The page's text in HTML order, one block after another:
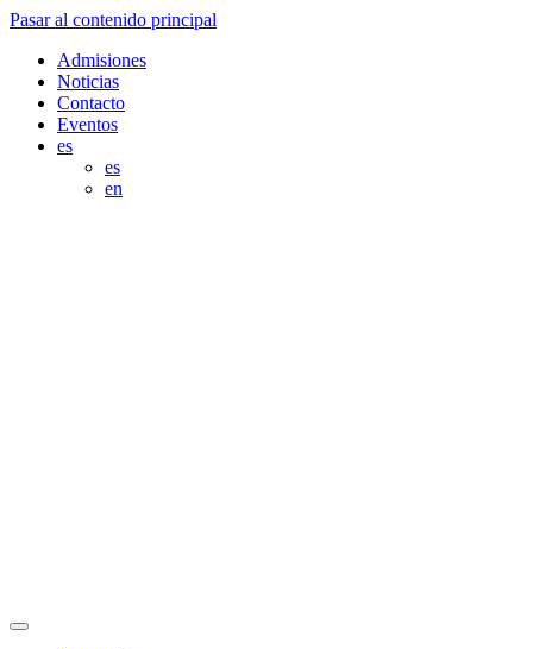
Pasar al contenido principal
Admisiones
Noticias
Contacto
Eventos
es
es
en